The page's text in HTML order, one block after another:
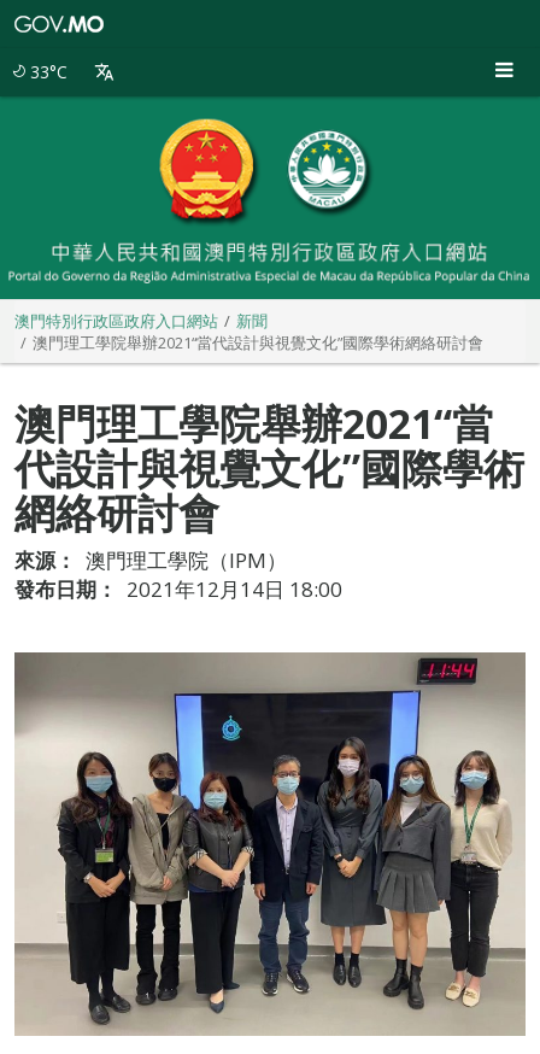
33°C
澳門特別行政區政府入口網站
新聞
澳門理工學院舉辦2021“當代設計與視覺文化”國際學術網絡研討會
澳門理工學院舉辦2021“當
代設計與視覺文化”國際學術
網絡研討會
來源：
澳門理工學院（IPM）
發布日期：
2021年12月14日 18:00